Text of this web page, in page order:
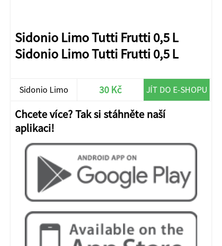
Sidonio Limo Tutti Frutti 0,5 L
Sidonio Limo Tutti Frutti 0,5 L
Sidonio Limo
Tutti Frutti 0,5 L
30 Kč JÍT DO E-SHOPU
Chcete více? Tak si stáhněte naší
aplikaci!